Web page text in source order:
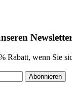
Rabatt, wenn Sie
Abonnieren